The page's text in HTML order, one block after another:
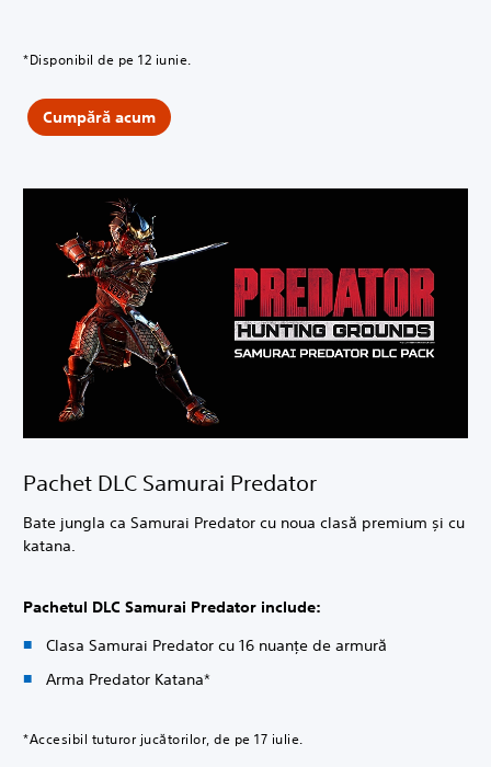
*Disponibil de pe 12 iunie.
Cumpără acum
Pachet DLC Samurai Predator
Bate jungla ca Samurai Predator cu noua clasă premium și cu
katana.
Pachetul DLC Samurai Predator include:
Clasa Samurai Predator cu 16 nuanțe de armură
Arma Predator Katana*
*Accesibil tuturor jucătorilor, de pe 17 iulie.